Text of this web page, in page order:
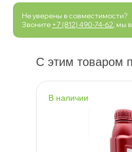
Не уверены в совместимости?
Звоните +7 (812) 490-74-62 , мы
С этим товаром
наличии